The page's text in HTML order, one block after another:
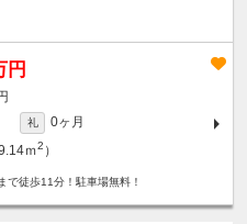
円
礼
0ヶ月
ｍ2 ）
で徒歩11分！駐車場無料！